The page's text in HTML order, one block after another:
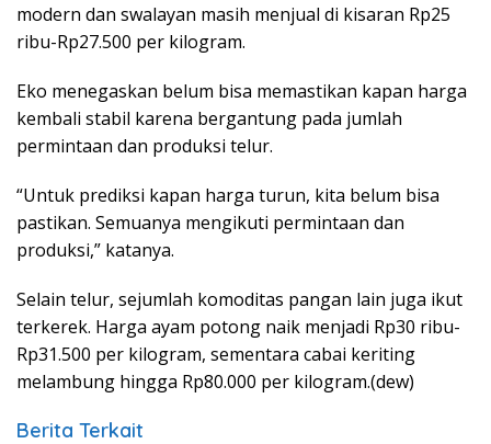
modern dan swalayan masih menjual di kisaran Rp25
ribu-Rp27.500 per kilogram.
Eko menegaskan belum bisa memastikan kapan harga
kembali stabil karena bergantung pada jumlah
permintaan dan produksi telur.
“Untuk prediksi kapan harga turun, kita belum bisa
pastikan. Semuanya mengikuti permintaan dan
produksi,” katanya.
Selain telur, sejumlah komoditas pangan lain juga ikut
terkerek. Harga ayam potong naik menjadi Rp30 ribu-
Rp31.500 per kilogram, sementara cabai keriting
melambung hingga Rp80.000 per kilogram.(dew)
Berita Terkait